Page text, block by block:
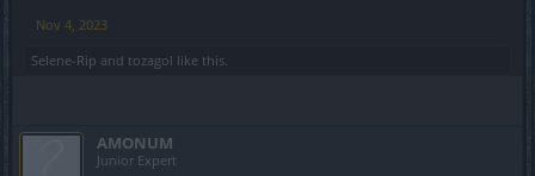
Nov 4, 2023
Selene-Rip and tozagol like this.
AMONUM
Junior Expert